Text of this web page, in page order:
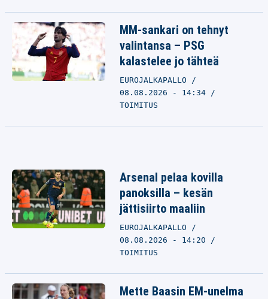
MM-sankari on tehnyt
valintansa – PSG
kalastelee jo tähteä
EUROJALKAPALLO
08.08.2026 - 14:34
TOIMITUS
Arsenal pelaa kovilla
panoksilla – kesän
jättisiirto maaliin
EUROJALKAPALLO
08.08.2026 - 14:20
TOIMITUS
Mette Baasin EM-unelma